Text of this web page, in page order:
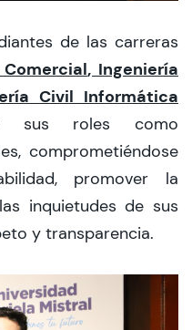
de las carreras
, Ingeniería
Civil Informática
sus roles como
comprometiéndose
promover la
inquietudes de sus
y transparencia.